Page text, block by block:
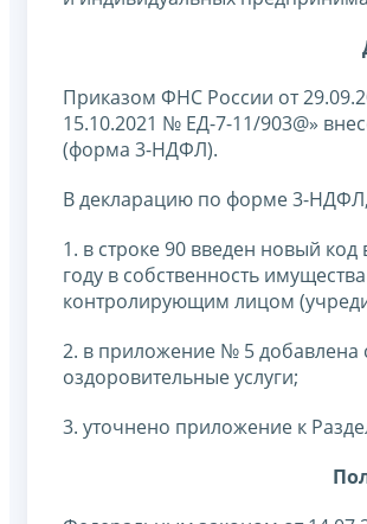
Приказом ФНС России от
15.10.2021 № ЕД-7-11/903@»
(форма 3-НДФЛ).
В декларацию по форме 3-
1. в строке 90 введен новый
году в собственность
контролирующим лицом
2. в приложение № 5 добавлена
оздоровительные услуги;
3. уточнено приложение к